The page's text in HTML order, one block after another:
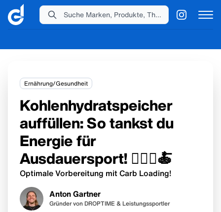
Ernährung/Gesundheit
Kohlenhydratspeicher
auffüllen: So tankst du
Energie für
Ausdauersport! 🏃🏻‍♂️🍝
Optimale Vorbereitung mit Carb Loading!
Anton Gartner
Gründer von DROPTIME & Leistungssportler